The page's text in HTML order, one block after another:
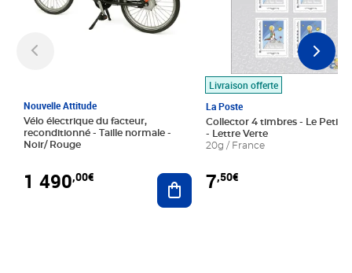
Nouvelle Attitude
Vélo électrique du facteur,
reconditionné - Taille normale -
Noir/ Rouge
1 490,00€ Ajouter au panier
Livraison offerte
La Poste
Collector 4 timbres - Le Petit
- Lettre Verte
20g / France
7,50€